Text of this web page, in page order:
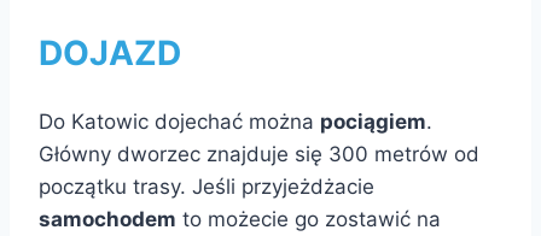
DOJAZD
Do Katowic dojechać można pociągiem.
Główny dworzec znajduje się 300 metrów od
początku trasy. Jeśli przyjeżdżacie
samochodem to możecie go zostawić na